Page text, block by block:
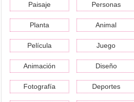
Paisaje Personas
Planta Animal
Película Juego
Animación Diseño
Fotografía Deportes